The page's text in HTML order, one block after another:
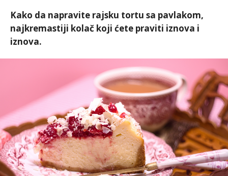
Kako da napravite rajsku tortu sa pavlakom,
najkremastiji kolač koji ćete praviti iznova i
iznova.